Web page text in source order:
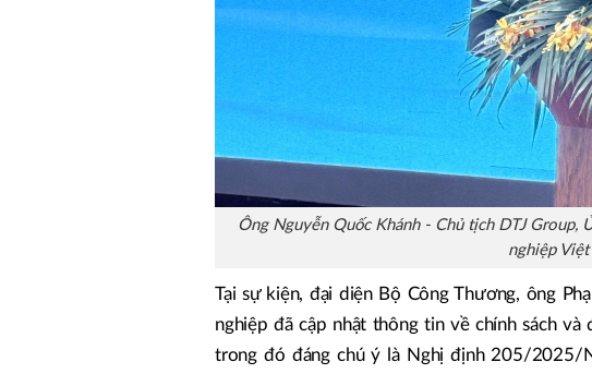
Ông Nguyễn Quốc Khánh - Chủ tịch DTJ Group,
nghiệp Việt
Tại sự kiện, đại diện Bộ Công Thương, ông
nghiệp đã cập nhật thông tin về chính sách
trong đó đáng chú ý là Nghị định 205/2025/